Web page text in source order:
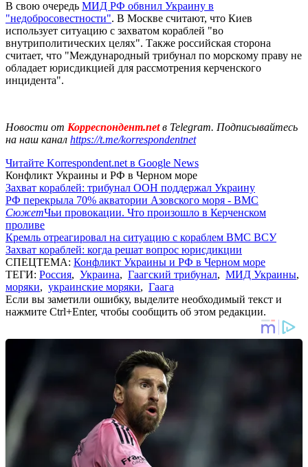
В свою очередь МИД РФ обвнил Украину в
"недобросовестности". В Москве считают, что Киев
использует ситуацию с захватом кораблей "во
внутриполитических целях". Также российская сторона
считает, что "Международный трибунал по морскому праву не
обладает юрисдикцией для рассмотрения керченского
инцидента".
Новости от Корреспондент.netв Telegram. Подписывайтесь
на наш канал https://t.me/korrespondentnet
Читайте Korrespondent.net в Google News
Конфликт Украины и РФ в Черном море
Захват кораблей: трибунал ООН поддержал Украину
РФ перекрыла 70% акватории Азовского моря - ВМС
СюжетЧьи провокации. Что произошло в Керченском
проливе
Кремль отреагировал на ситуацию с кораблем ВМС ВСУ
Захват кораблей: когда решат вопрос юрисдикции
СПЕЦТЕМА: Конфликт Украины и РФ в Черном море
ТЕГИ: Россия, Украина, Гаагский трибунал, МИД Украины,
моряки, украинские моряки, Гаага
Если вы заметили ошибку, выделите необходимый текст и
нажмите Ctrl+Enter, чтобы сообщить об этом редакции.